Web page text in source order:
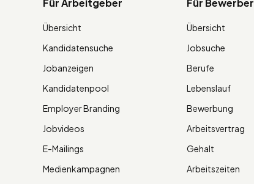
Für Arbeitgeber
Übersicht
Kandidatensuche
Jobanzeigen
Kandidatenpool
Employer Branding
Jobvideos
E-Mailings
Medienkampagnen
Für Bewerber
Übersicht
Jobsuche
Berufe
Lebenslauf
Bewerbung
Arbeitsvertrag
Gehalt
Arbeitszeiten